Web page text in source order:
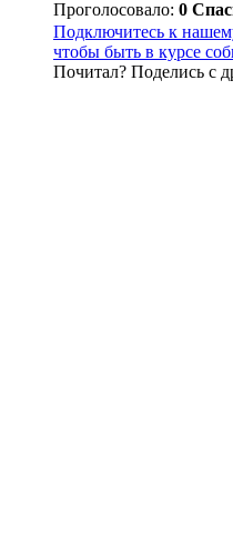
Проголосовало: 0
Подключитесь к
чтобы быть в курсе
Почитал? Поделись с